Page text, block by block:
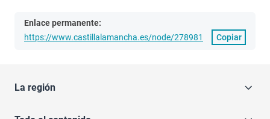
Enlace permanente:
https://www.castillalamancha.es/node/278981
Copiar
La región